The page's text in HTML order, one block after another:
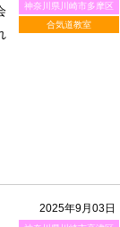
神奈川県川崎市多摩区
合気道教室
2025年9月03日